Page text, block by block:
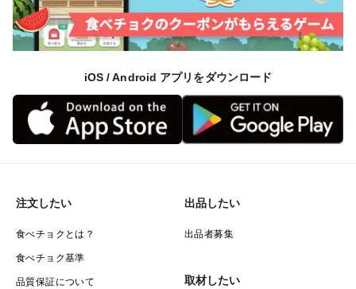
iOS / Android アプリをダウンロード
注文したい
食べチョクとは？
食べチョク基準
品質保証について
出品したい
出品者募集
取材したい